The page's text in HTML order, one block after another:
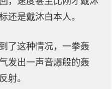
还是戴沐白本人。
了这种情况，一拳轰
发出一声音爆般的轰
射。